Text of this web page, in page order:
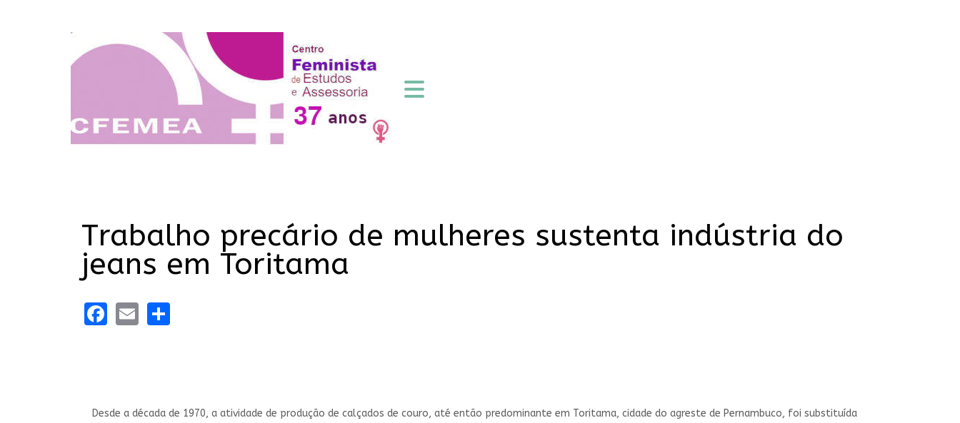
Trabalho precário de mulheres sustenta indústria do
jeans em Toritama
Facebook
Email
Desde a década de 1970, a atividade de produção de calçados de couro, até então predominante em Toritama, cidade do agreste de Pernambuco, foi substituída